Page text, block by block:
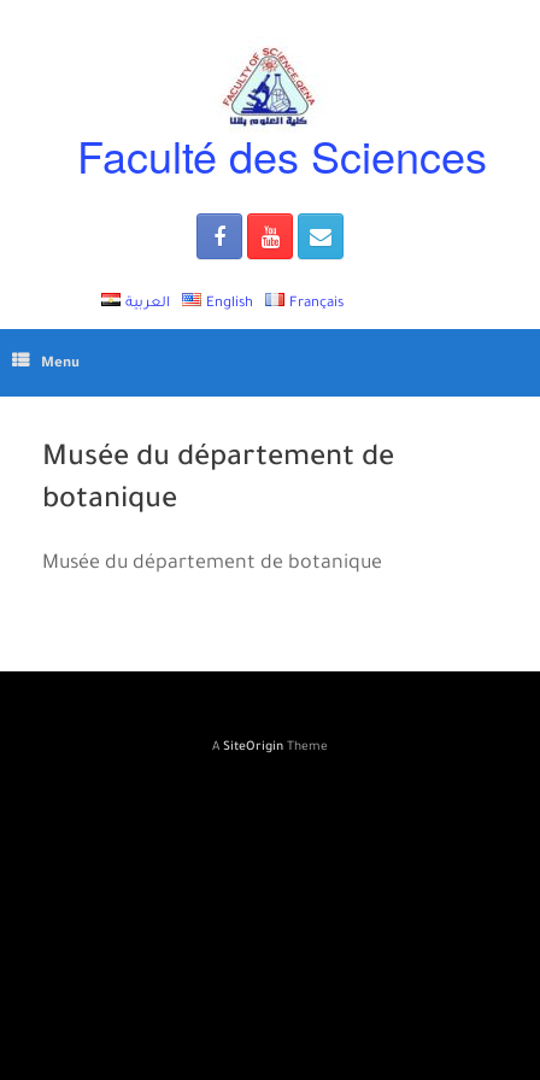
Faculté des Sciences
العربية English Français
Menu
Musée du département de
botanique
Musée du département de botanique
A SiteOrigin Theme